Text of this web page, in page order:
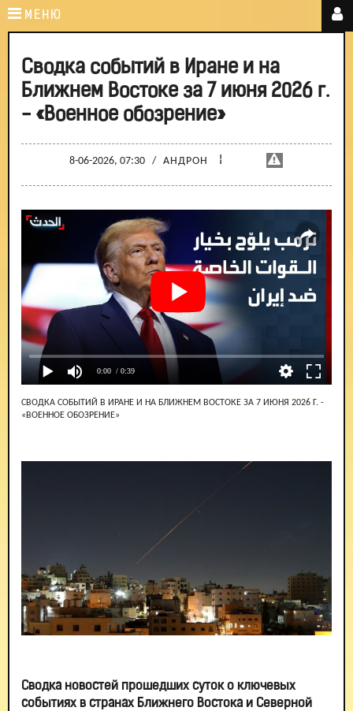
МЕНЮ
Сводка событий в Иране и на
Ближнем Востоке за 7 июня 2026 г.
- «Военное обозрение»
8-06-2026, 07:30 / АНДРОН ¦
0:00 / 0:39
СВОДКА СОБЫТИЙ В ИРАНЕ И НА БЛИЖНЕМ ВОСТОКЕ ЗА 7 ИЮНЯ 2026 Г. -
«ВОЕННОЕ ОБОЗРЕНИЕ»
Сводка новостей прошедших суток о ключевых
событиях в странах Ближнего Востока и Северной